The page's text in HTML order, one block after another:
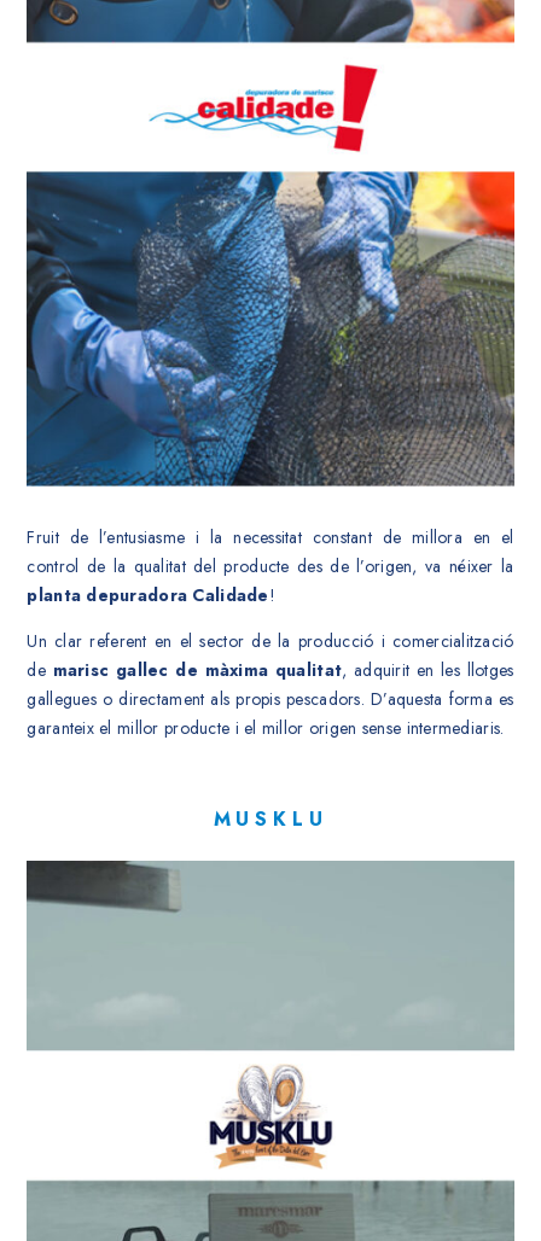
Fruit de l’entusiasme i la necessitat constant de millora en el
control de la qualitat del producte des de l’origen, va néixer la
planta depuradora Calidade!
Un clar referent en el sector de la producció i comercialització
de marisc gallec de màxima qualitat, adquirit en les llotges
gallegues o directament als propis pescadors. D’aquesta forma es
garanteix el millor producte i el millor origen sense intermediaris.
MUSKLU